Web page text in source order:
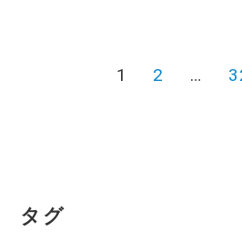
ペ
1 2 …
タグ